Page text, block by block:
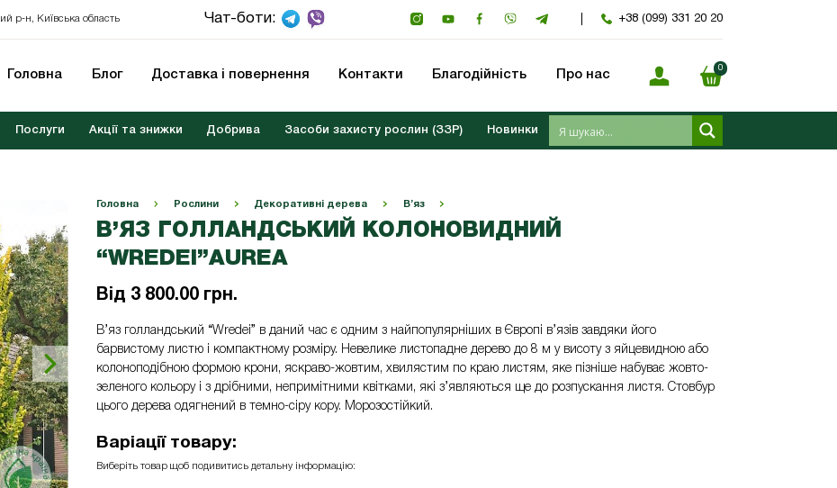
р-н, Київська область Чат-боти: +38 (099) 331 20 20
Головна Блог Доставка і повернення Контакти Благодійність Про нас 0
Послуги Акції та знижки Добрива Засоби захисту рослин (ЗЗР) Новинки
Головна Рослини Декоративні дерева В’яз
В’ЯЗ ГОЛЛАНДСЬКИЙ КОЛОНОВИДНИЙ
“WREDEI”AUREA
Від 3 800.00 грн.
В’яз голландський “Wredei” в даний час є одним з найпопулярніших в Європі в’язів завдяки його
барвистому листю і компактному розміру. Невелике листопадне дерево до 8 м у висоту з яйцевидною або
колоноподібною формою крони, яскраво-жовтим, хвилястим по краю листям, яке пізніше набуває жовто-
зеленого кольору і з дрібними, непримітними квітками, які з’являються ще до розпускання листя. Стовбур
цього дерева одягнений в темно-сіру кору. Морозостійкий.
Варіації товару:
Виберіть товар щоб подивитись детальну інформацію: